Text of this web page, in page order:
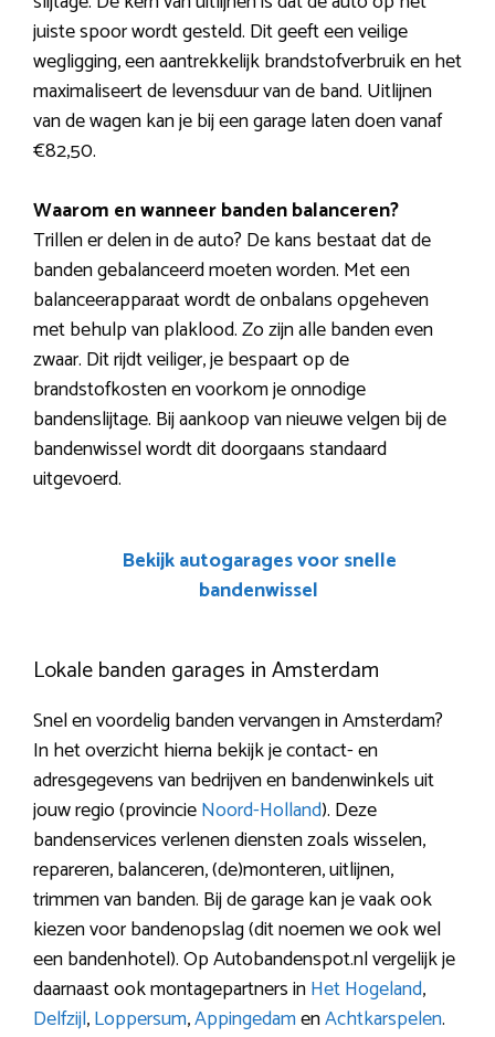
juiste spoor wordt gesteld. Dit geeft een veilige
wegligging, een aantrekkelijk brandstofverbruik en het
maximaliseert de levensduur van de band. Uitlijnen
van de wagen kan je bij een garage laten doen vanaf
€82,50.
Waarom en wanneer banden balanceren?
Trillen er delen in de auto? De kans bestaat dat de
banden gebalanceerd moeten worden. Met een
balanceerapparaat wordt de onbalans opgeheven
met behulp van plaklood. Zo zijn alle banden even
zwaar. Dit rijdt veiliger, je bespaart op de
brandstofkosten en voorkom je onnodige
bandenslijtage. Bij aankoop van nieuwe velgen bij de
bandenwissel wordt dit doorgaans standaard
uitgevoerd.
Bekijk autogarages voor snelle
bandenwissel
Lokale banden garages in Amsterdam
Snel en voordelig banden vervangen in Amsterdam?
In het overzicht hierna bekijk je contact- en
adresgegevens van bedrijven en bandenwinkels uit
jouw regio (provincieNoord-Holland). Deze
bandenservices verlenen diensten zoals wisselen,
repareren, balanceren, (de)monteren, uitlijnen,
trimmen van banden. Bij de garage kan je vaak ook
kiezen voor bandenopslag (dit noemen we ook wel
een bandenhotel). Op Autobandenspot.nl vergelijk je
daarnaast ook montagepartners inHet Hogeland,
Delfzijl,Loppersum,AppingedamenAchtkarspelen.